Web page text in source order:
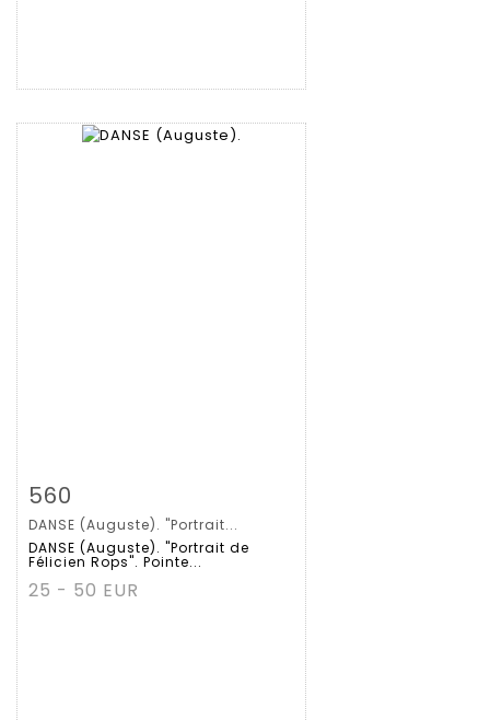
拍品详情
560
DANSE (Auguste). "Portrait...
DANSE (Auguste). "Portrait de
Félicien Rops". Pointe...
25 - 50 EUR